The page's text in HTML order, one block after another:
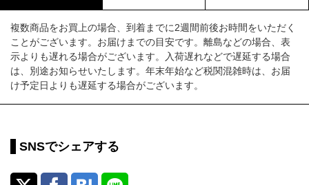
複数商品をお買上の場合、到着までに2週間前後お時間をいただく
ことがございます。お届けまでの目安です。離島などの場合、表
示よりも遅れる場合がございます。入荷遅れなどで遅延する場合
は、別途お知らせいたします。年末年始など税関混雑時は、お届
け予定日よりも遅延する場合がございます。
SNSでシェアする